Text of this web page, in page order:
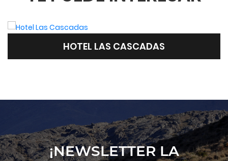
HOTEL LA CUMBRECITA
¡NEWSLETTER LA